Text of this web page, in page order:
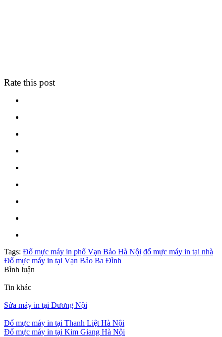
Rate this post
Tags: Đổ mực máy in phố Vạn Bảo Hà Nội đổ mực máy in tại nhà
Đổ mực máy in tại Vạn Bảo Ba Đình
Bình luận
Tin khác
Sửa máy in tại Dương Nội
Đổ mực máy in tại Thanh Liệt Hà Nội
Đổ mực máy in tại Kim Giang Hà Nội